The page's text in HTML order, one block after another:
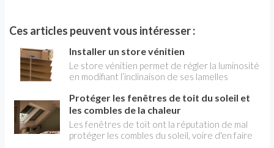
Ces articles peuvent vous intéresser :
Installer un store vénitien
Le store vénitien permet de régler la luminosité
en modifiant l’inclinaison de ses lamelles
empilement dans un rail en “U” inversé qui se
fixe au-dessus de la fenêtre.
Protéger les fenêtres de toit du soleil et
les combles de la chaleur
Les fenêtres de toit ont la réputation de mal
protéger les combles du soleil, voire d'en faire